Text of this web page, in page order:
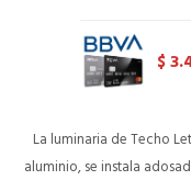
$
La luminaria de Techo
aluminio, se instala